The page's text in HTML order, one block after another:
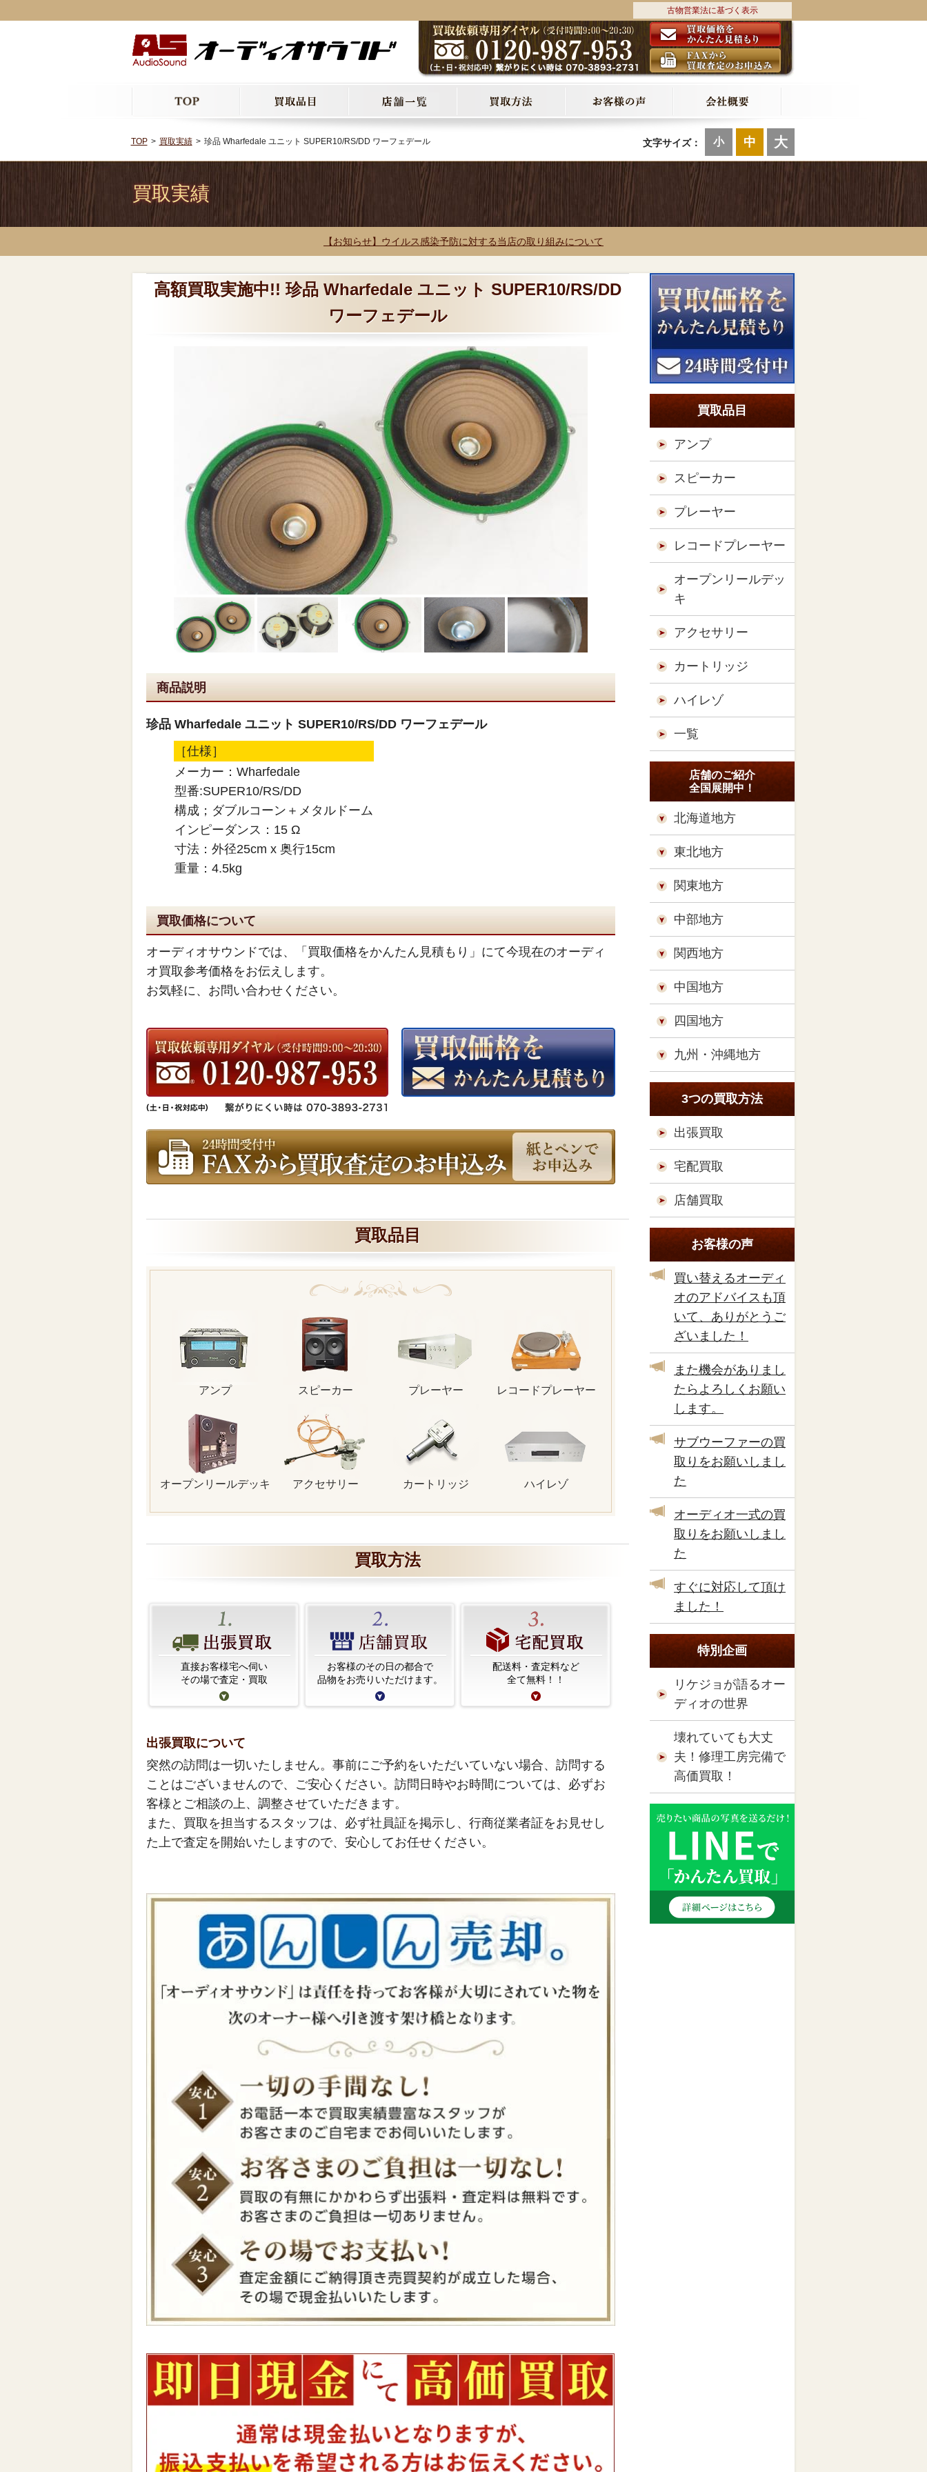
古物営業法に基づく表示
文字サイズ： 小 中 大
TOP 買取実績 珍品 Wharfedale ユニット SUPER10/RS/DD ワーフェデール
買取実績
【お知らせ】ウイルス感染予防に対する当店の取り組みについて
高額買取実施中!! 珍品 Wharfedale ユニット SUPER10/RS/DD
ワーフェデール
商品説明
珍品 Wharfedale ユニット SUPER10/RS/DD ワーフェデール
［仕様］
メーカー：Wharfedale
型番:SUPER10/RS/DD
構成；ダブルコーン＋メタルドーム
インピーダンス：15 Ω
寸法：外径25cm x 奥行15cm
重量：4.5kg
買取価格について
オーディオサウンドでは、「買取価格をかんたん見積もり」にて今現在のオーディ
オ買取参考価格をお伝えします。
お気軽に、お問い合わせください。
買取品目
アンプ スピーカー プレーヤー レコードプレーヤー
オープンリールデッキ アクセサリー カートリッジ ハイレゾ
買取方法
直接お客様宅へ伺い
その場で査定・買取
お客様のその日の都合で
品物をお売りいただけます。
配送料・査定料など
全て無料！！
出張買取について
突然の訪問は一切いたしません。事前にご予約をいただいていない場合、訪問する
ことはございませんので、ご安心ください。訪問日時やお時間については、必ずお
客様とご相談の上、調整させていただきます。
また、買取を担当するスタッフは、必ず社員証を掲示し、行商従業者証をお見せし
た上で査定を開始いたしますので、安心してお任せください。
買取品目
アンプ
スピーカー
プレーヤー
レコードプレーヤー
オープンリールデッ
キ
アクセサリー
カートリッジ
ハイレゾ
一覧
店舗のご紹介
全国展開中！
北海道地方
東北地方
関東地方
中部地方
関西地方
中国地方
四国地方
九州・沖縄地方
3つの買取方法
出張買取
宅配買取
店舗買取
お客様の声
買い替えるオーディ
オのアドバイスも頂
いて、ありがとうご
ざいました！
また機会がありまし
たらよろしくお願い
します。
サブウーファーの買
取りをお願いしまし
た
オーディオ一式の買
取りをお願いしまし
た
すぐに対応して頂け
ました！
特別企画
リケジョが語るオー
ディオの世界
壊れていても大丈
夫！修理工房完備で
高価買取！